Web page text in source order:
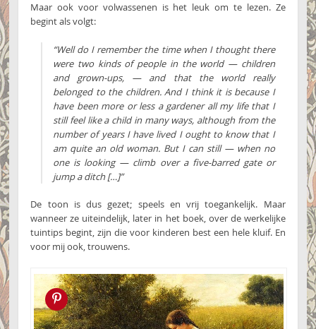
Maar ook voor volwassenen is het leuk om te lezen. Ze
begint als volgt:
“Well do I remember the time when I thought there
were two kinds of people in the world — children
and grown-ups, — and that the world really
belonged to the children. And I think it is because I
have been more or less a gardener all my life that I
still feel like a child in many ways, although from the
number of years I have lived I ought to know that I
am quite an old woman. But I can still — when no
one is looking — climb over a five-barred gate or
jump a ditch […]”
De toon is dus gezet; speels en vrij toegankelijk. Maar
wanneer ze uiteindelijk, later in het boek, over de werkelijke
tuintips begint, zijn die voor kinderen best een hele kluif. En
voor mij ook, trouwens.
Pin this!